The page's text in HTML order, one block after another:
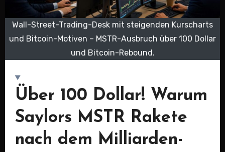
Wall-Street-Trading-Desk mit steigenden Kurscharts
und Bitcoin-Motiven – MSTR-Ausbruch über 100 Dollar
und Bitcoin-Rebound.
Über 100 Dollar! Warum
Saylors MSTR Rakete
nach dem Milliarden-